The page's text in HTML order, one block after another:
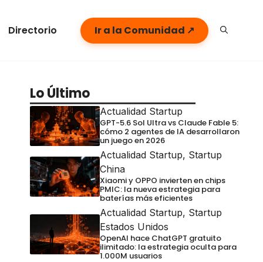
Directorio Ir a la Comunidad ↗
Lo Último
Actualidad Startup
GPT-5.6 Sol Ultra vs Claude Fable 5:
cómo 2 agentes de IA desarrollaron
un juego en 2026
Actualidad Startup, Startup
China
Xiaomi y OPPO invierten en chips
PMIC: la nueva estrategia para
baterías más eficientes
Actualidad Startup, Startup
Estados Unidos
OpenAI hace ChatGPT gratuito
ilimitado: la estrategia oculta para
1.000M usuarios